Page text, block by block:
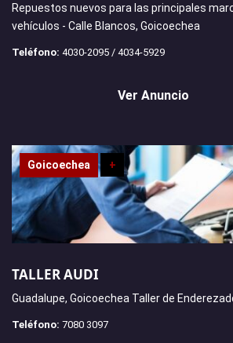
Repuestos nuevos para las principales
vehículos - Calle Blancos, Goicoechea
Teléfono: 4030-2095 / 4034-5929
Ver Anuncio
Goicoechea +
TALLER AUDI
Guadalupe, Goicoechea Taller de
Teléfono: 7080 3097